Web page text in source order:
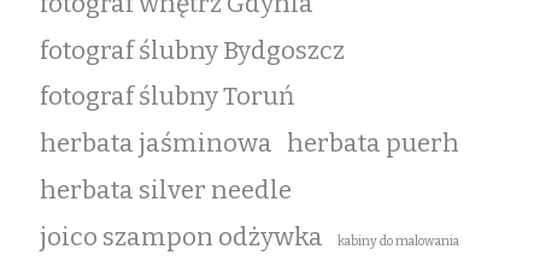
fotograf ślubny Bydgoszcz
fotograf ślubny Toruń
herbata jaśminowa herbata puerh
herbata silver needle
joico szampon odżywka
kabiny do malowania